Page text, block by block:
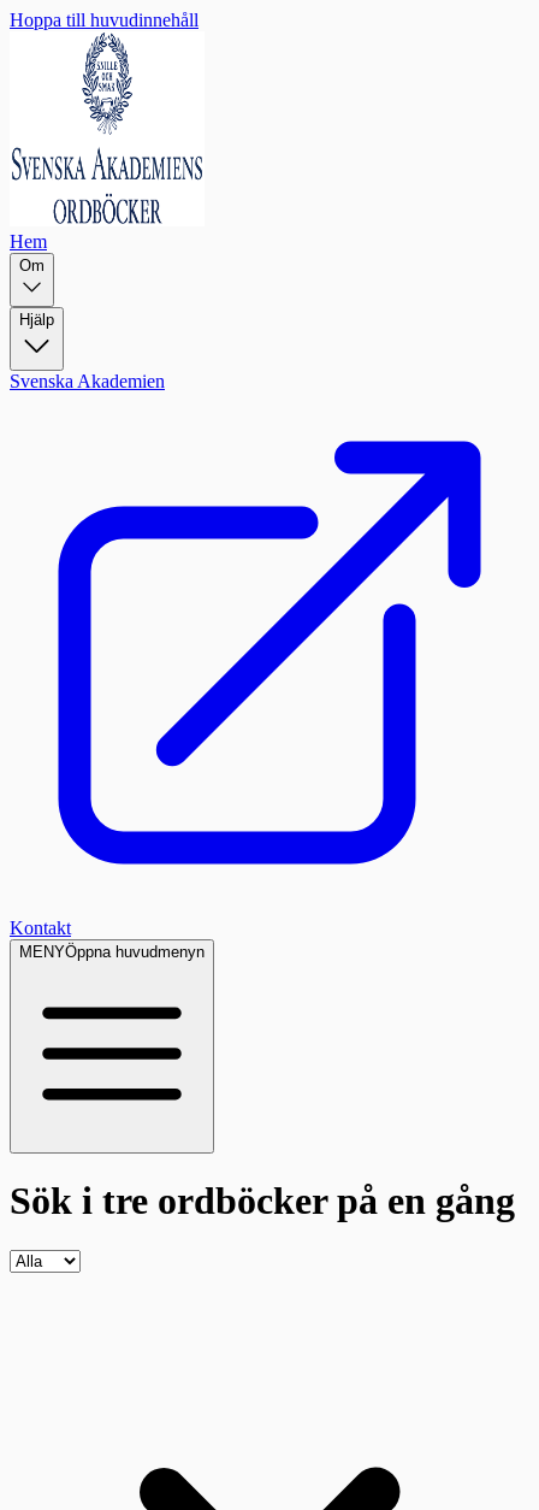
Hoppa till huvudinnehåll
Hem
Om
Hjälp
Svenska Akademien
Kontakt
MENYÖppna huvudmenyn
Sök i tre ordböckerpå en gång